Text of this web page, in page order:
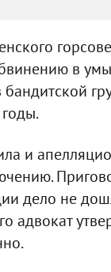
в
бандитской
и
дело не